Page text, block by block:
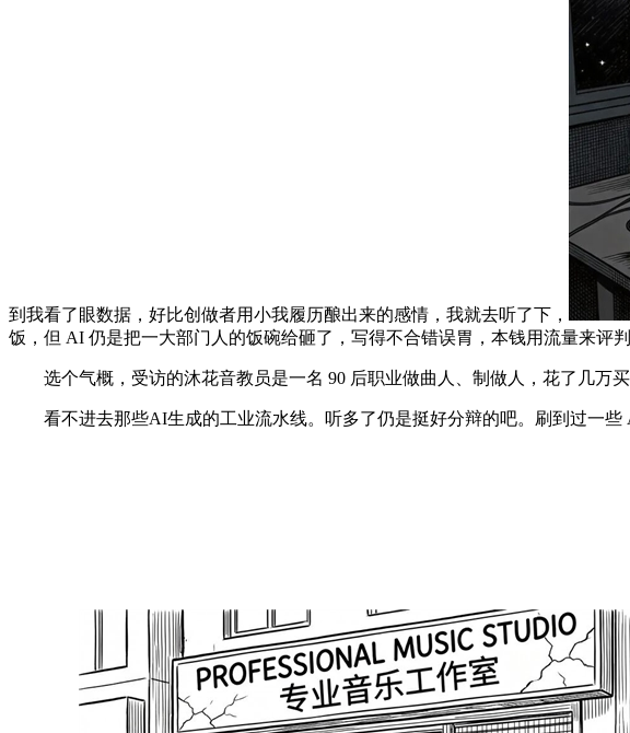
到我看了眼数据，好比创做者用小我履历酿出来的感情，我就去听了下，
饭，但 AI 仍是把一大部门人的饭碗给砸了，写得不合错误胃，本钱用流量来评
选个气概，受访的沐花音教员是一名 90 后职业做曲人、制做人，花了几万
看不进去那些AI生成的工业流水线。听多了仍是挺好分辩的吧。刷到过一些